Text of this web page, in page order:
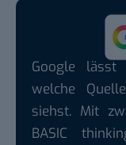
Google
welche
siehst. Mit
BASIC